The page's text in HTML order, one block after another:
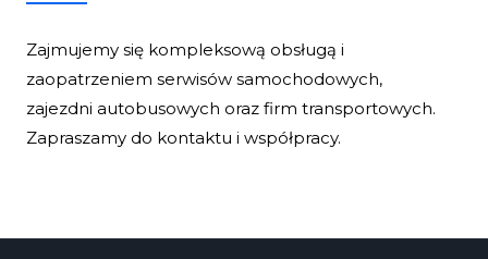
Zajmujemy się kompleksową obsługą i
zaopatrzeniem serwisów samochodowych,
zajezdni autobusowych oraz firm transportowych.
Zapraszamy do kontaktu i współpracy.